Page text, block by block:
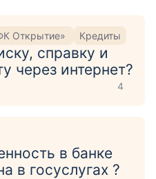
Открытие» Кредиты
справку и
через интернет?
4
в банке
в госуслугах ?